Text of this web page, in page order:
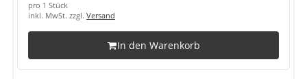
pro 1 Stück
inkl. MwSt. zzgl. Versand
In den Warenkorb